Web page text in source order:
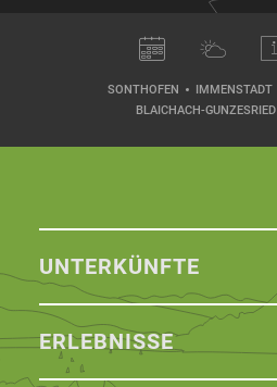
SONTHOFEN IMMENSTADT
BLAICHACH-GUNZESRIED
UNTERKÜNFTE
ERLEBNISSE